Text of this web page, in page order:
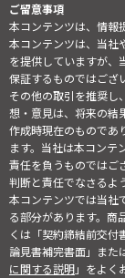
ご留意事項
本コンテンツは、情報
本コンテンツは、当社
を提供していますが、
保証するものではござ
その他の取引を推奨し
想・意見は、将来の結
作成時現在のものであ
ます。当社は本コンテ
責任を負うものではご
判断と責任でなさるよ
本コンテンツでは当社
る部分があります。商
くは「契約締結前交付
論見書補完書面」また
に関する説明」をよく